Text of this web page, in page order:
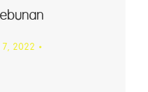
7, 2022